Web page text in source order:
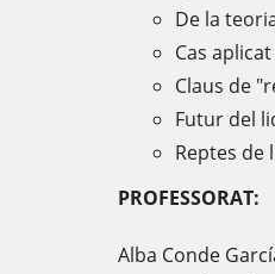
De la
Cas
Claus de
Futur del
Reptes de
PROFESSORAT:
Alba Conde